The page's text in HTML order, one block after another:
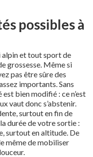
possibles à
alpin et tout sport de
grossesse. Même si
pas être sûre des
importants. Sans
bien modifié : ce n’est
vaut donc s’abstenir.
surtout en fin de
durée de votre sortie :
surtout en altitude. De
même de mobiliser